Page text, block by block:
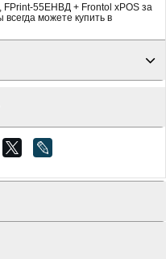
FPrint-55ЕНВД + Frontol xPOS за
можете купить в